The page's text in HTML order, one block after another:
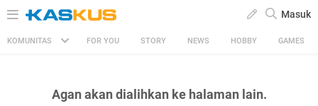
Masuk
KOMUNITAS FOR YOU STORY NEWS HOBBY GAMES
Agan akan dialihkan ke halaman lain.